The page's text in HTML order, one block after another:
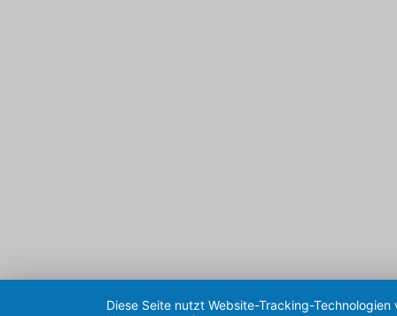
Diese Seite nutzt Website-Tracking-